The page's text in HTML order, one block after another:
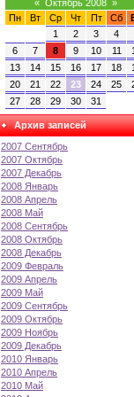
« Октябрь 2008 »
Пн
Вт Ср Чт Пт Сб
1
2 3 4
6
7 8 9 10 11
13
14 15 16 17 18
20
21 22 23 24 25
27
28 29 30 31
Архив записей
2007 Сентябрь
2007 Октябрь
2007 Декабрь
2008 Январь
2008 Апрель
2008 Май
2008 Сентябрь
2008 Октябрь
2008 Декабрь
2009 Февраль
2009 Апрель
2009 Май
2009 Сентябрь
2009 Октябрь
2009 Ноябрь
2009 Декабрь
2010 Январь
2010 Апрель
2010 Май